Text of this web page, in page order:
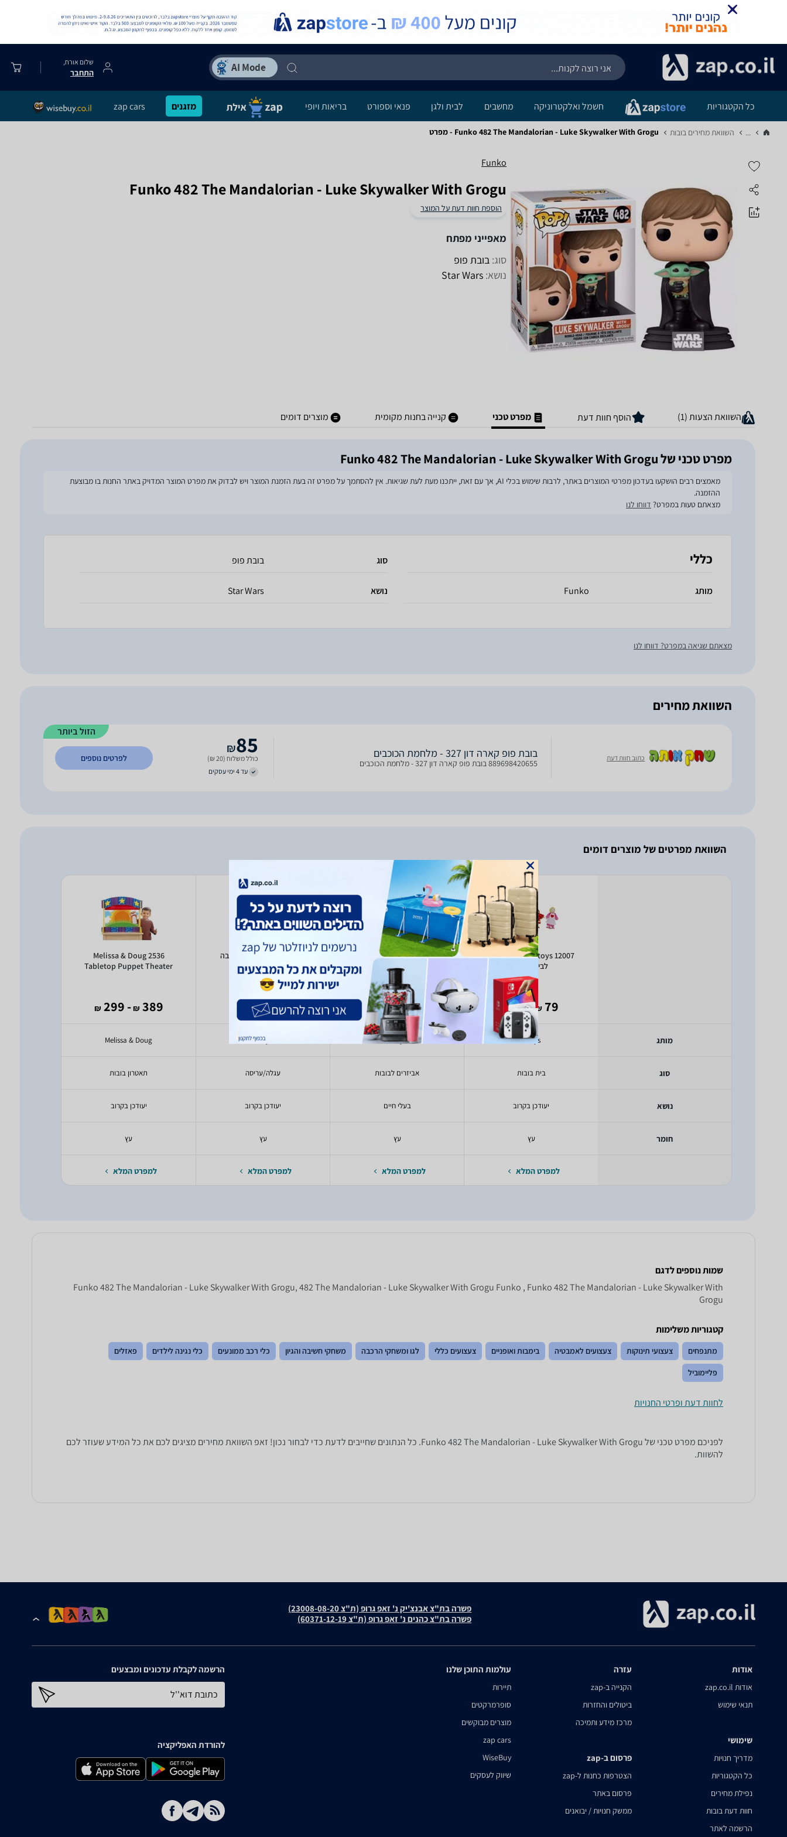
שלום אורח,
התחבר
כל הקטגוריות חשמל ואלקטרוניקה מחשבים לבית ולגן פנאי וספורט בריאות ויופי מזגנים zap cars
... השוואת מחירים בובות‏ Funko 482 The Mandalorian - Luke Skywalker With Grogu - מפרט
Funko
Funko 482 The Mandalorian - Luke Skywalker With Grogu
הוספת חוות דעת על המוצר
מאפייני מפתח
סוג: בובת פופ
נושא: Star Wars
השוואת הצעות (1) הוסף חוות דעת מפרט טכני קנייה בחנות מקומית מוצרים דומים
מפרט טכני של Funko 482 The Mandalorian - Luke Skywalker With Grogu
מאמצים רבים הושקעו בעדכון מפרטי המוצרים באתר, לרבות שימוש בכלי AI, אך עם זאת, ייתכנו מעת לעת שגיאות. אין להסתמך על מפרט זה בעת הזמנת המוצר ויש לבדוק את מפרט המוצר המדויק באתר החנות בו מבוצעת
ההזמנה.
מצאתם טעות במפרט? דווחו לנו
כללי
מותג Funko
סוג בובת פופ
נושא Star Wars
מצאתם שגיאה במפרט? דווחו לנו
השוואת מחירים
הזול ביותר
כתוב חוות דעת בובת פופ קארה דון 327 - מלחמת הכוכבים
889698420655 בובת פופ קארה דון 327 - מלחמת הכוכבים
85
₪
כולל משלוח (20 ₪)
עד 4 ימי עסקים
לפרטים נוספים
השוואת מפרטים של מוצרים דומים
מותג
סוג
נושא
חומר
Pitoys 12007 רבעיית בובות
לבית בובות
79
₪
- 65
₪
Pitoys
בית בובות
יעודכן בקרוב
עץ
למפרט המלא
Pitoys 12040 ריהוט חדר
ילדים לבית בובות
80
₪
- 49
₪
Pitoys
אביזרים לבובות
בעלי חיים
עץ
למפרט המלא
Pitoys 16662 עריסה לבובה
219
₪
- 149
Pitoys
עגלה/עריסה
יעודכן בקרוב
עץ
למפרט המלא
Melissa & Doug 2536
Tabletop Puppet Theater
389
₪
- 299
₪
Melissa & Doug
תאטרון בובות
יעודכן בקרוב
עץ
למפרט המלא
שמות נוספים לדגם
Funko 482 The Mandalorian - Luke Skywalker With Grogu, 482 The Mandalorian - Luke Skywalker With Grogu Funko , Funko 482 The Mandalorian - Luke Skywalker With
Grogu
קטגוריות משלימות
מתנפחים צעצועי תינוקות צעצועים לאמבטיה בימבות ואופניים צעצועים כללי לגו ומשחקי הרכבה משחקי חשיבה והגיון כלי רכב ממונעים כלי נגינה לילדים פאזלים
פליימוביל
לחוות דעת ופרטי החנויות
לפניכם מפרט טכני של Funko 482 The Mandalorian - Luke Skywalker With Grogu. כל הנתונים שחייבים לדעת כדי לבחור נכון! זאפ השוואת מחירים מציגים לכם את כל המידע שעוזר לכם
להשוות.
פשרה בת"צ אבנצ'יק נ' זאפ גרופ (ת"צ 23008-08-20)
פשרה בת"צ כהנים נ' זאפ גרופ (ת"צ 60371-12-19)
אודות
אודות zap.co.il
תנאי שימוש
שימושי
מדריך חנויות
כל הקטגוריות
נפילת מחירים
חוות דעת בובות
הרשמה לאתר
עזרה
הקנייה ב-zap
ביטולים והחזרות
מרכז מידע ותמיכה
פרסום ב-zap
הצטרפות כחנות ל-zap
פרסום באתר
ממשק חנויות / יבואנים
עולמות התוכן שלנו
תיירות
סופרמרקטים
מוצרים מבוקשים
zap cars
WiseBuy
שיווק לעסקים
הרשמה לקבלת עדכונים ומבצעים
כתובת דוא''ל
להורדת האפליקציה